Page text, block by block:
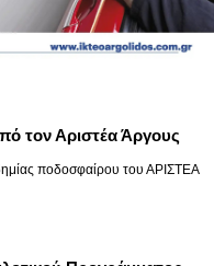
τον Αριστέα Άργους
ποδοσφαίρου του ΑΡΙΣΤΕΑ